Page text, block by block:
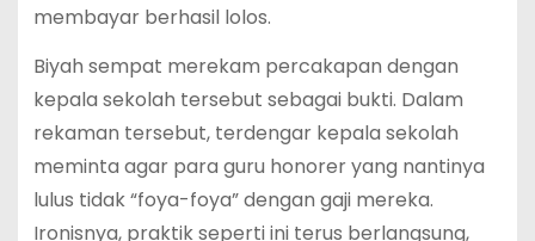
membayar berhasil lolos.
Biyah sempat merekam percakapan dengan
kepala sekolah tersebut sebagai bukti. Dalam
rekaman tersebut, terdengar kepala sekolah
meminta agar para guru honorer yang nantinya
lulus tidak “foya-foya” dengan gaji mereka.
Ironisnya, praktik seperti ini terus berlangsung,